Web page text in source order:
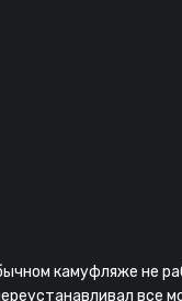
камуфляже не
все